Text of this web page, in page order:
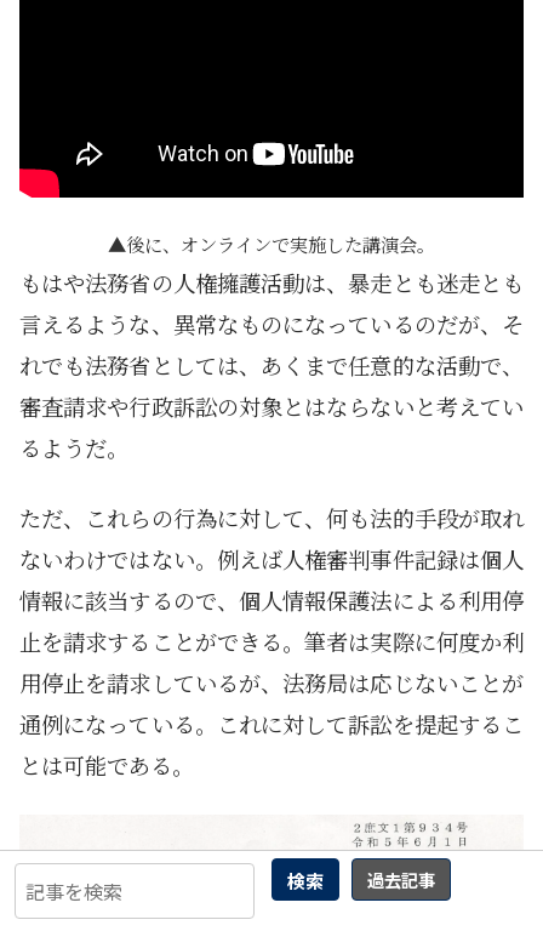
検索 過去記事
後に、オンラインで実施した講演会。
もはや法務省の人権擁護活動は、暴走とも迷走とも
言えるような、異常なものになっているのだが、そ
れでも法務省としては、あくまで任意的な活動で、
審査請求や行政訴訟の対象とはならないと考えてい
るようだ。
ただ、これらの行為に対して、何も法的手段が取れ
ないわけではない。例えば人権審判事件記録は個人
情報に該当するので、個人情報保護法による利用停
止を請求することができる。筆者は実際に何度か利
用停止を請求しているが、法務局は応じないことが
通例になっている。これに対して訴訟を提起するこ
とは可能である。